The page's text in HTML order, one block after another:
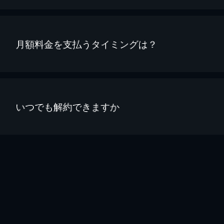
※40％ポイント還元の対象は、クレジットカード決済によ
月額料金を支払うタイミングは？
いつでも解約できますか